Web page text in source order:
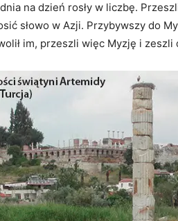
na dzień rosły w liczbę.
słowo w Azji. Przybywszy do
im, przeszli więc Myzję i zeszli